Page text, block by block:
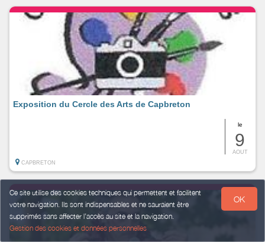
Ce site utilise des cookies techniques qui permettent et facilitent
votre navigation. Ils sont indispensables et ne sauraient être
supprimés sans affecter l’accès au site et la navigation.
Gestion des cookies et données personnelles
OK
le
9
AOUT
Exposition du Cercle des Arts de Capbreton
CAPBRETON